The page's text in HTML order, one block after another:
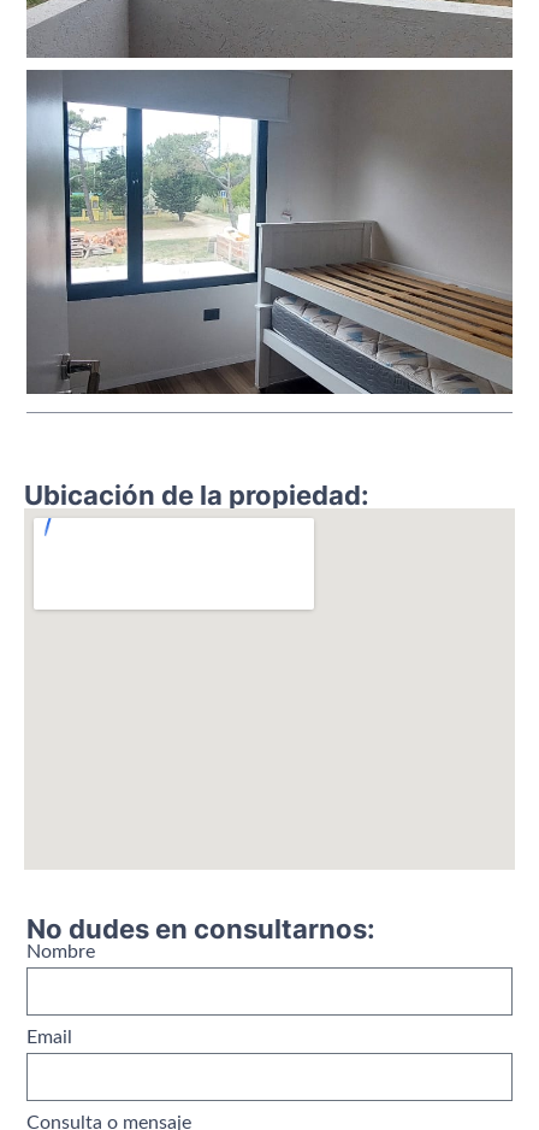
Ubicación de la propiedad:
No dudes en consultarnos:
Nombre
Email
Consulta o mensaje